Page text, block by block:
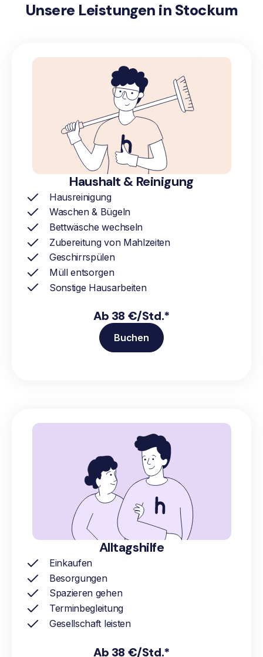
Unsere Leistungen in Stockum
Haushalt & Reinigung
Hausreinigung
Waschen & Bügeln
Bettwäsche wechseln
Zubereitung von Mahlzeiten
Geschirrspülen
Müll entsorgen
Sonstige Hausarbeiten
Ab 38 €/Std.*
Buchen
Alltagshilfe
Einkaufen
Besorgungen
Spazieren gehen
Terminbegleitung
Gesellschaft leisten
Ab 38 €/Std.*